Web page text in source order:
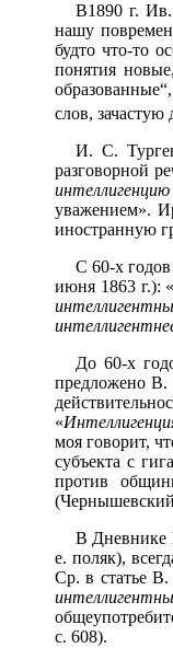
В1890 г.
нашу
будто что-то
понятия
слов,
И. С.
разговорной
интеллигенцию
уважением».
иностранную
С 60-х годов
июня 1863 г.):
До 60-х
предложено
«
моя говорит,
субъекта с
против
В Дневнике
е. поляк),
Ср. в статье
с. 608).